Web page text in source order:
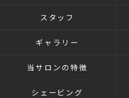
スタッフ
ギャラリー
当サロンの特徴
シェービング